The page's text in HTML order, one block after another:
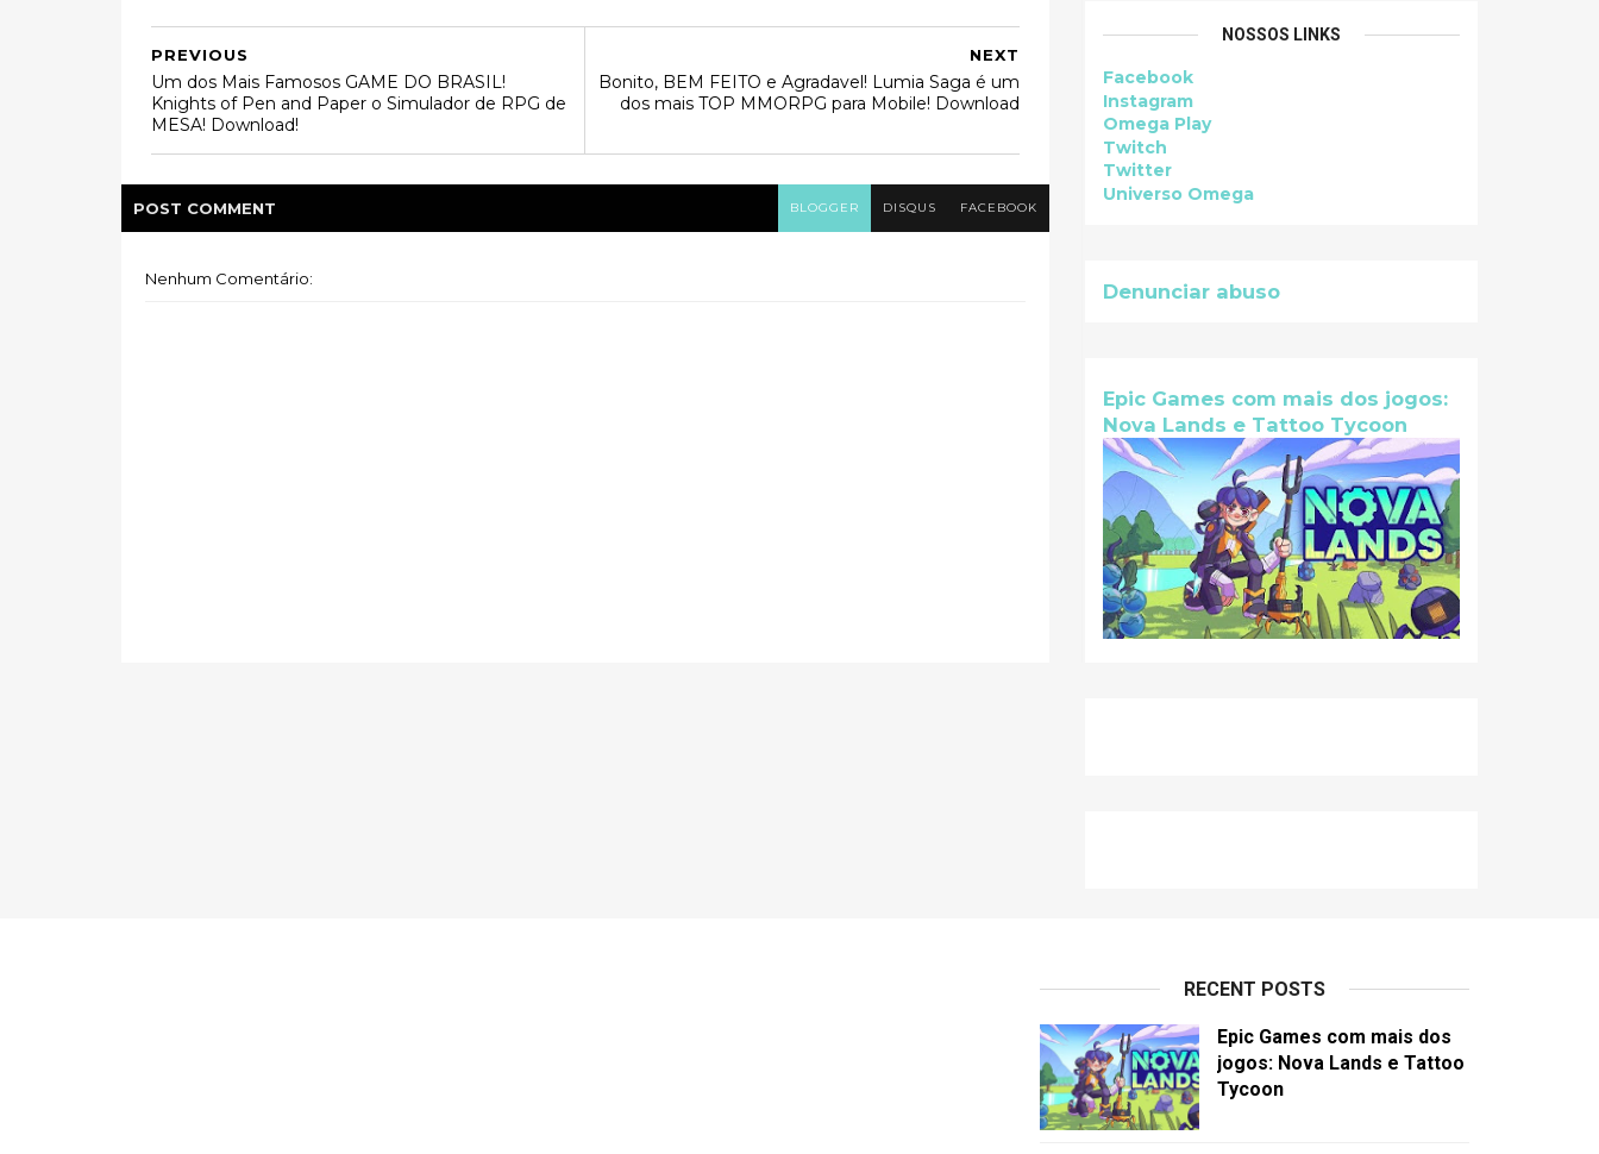
NEXT
Bonito, BEM FEITO e Agradavel! Lumia Saga é um
dos mais TOP MMORPG para Mobile! Download
PREVIOUS
Um dos Mais Famosos GAME DO BRASIL!
Knights of Pen and Paper o Simulador de RPG de
MESA! Download!
POST COMMENT BLOGGER DISQUS FACEBOOK
Nenhum Comentário:
NOSSOS LINKS
Facebook
Instagram
Omega Play
Twitch
Twitter
Universo Omega
Denunciar abuso
Epic Games com mais dos jogos:
Nova Lands e Tattoo Tycoon
RECENT POSTS
Epic Games com mais dos
jogos: Nova Lands e Tattoo
Tycoon